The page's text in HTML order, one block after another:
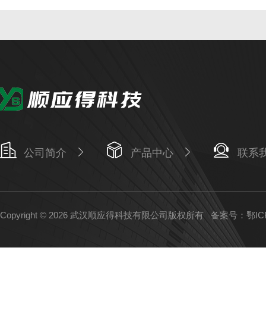
公司简介 产品中心 联系
Copyright © 2026 武汉顺应得科技有限公司版权所有备案号：鄂